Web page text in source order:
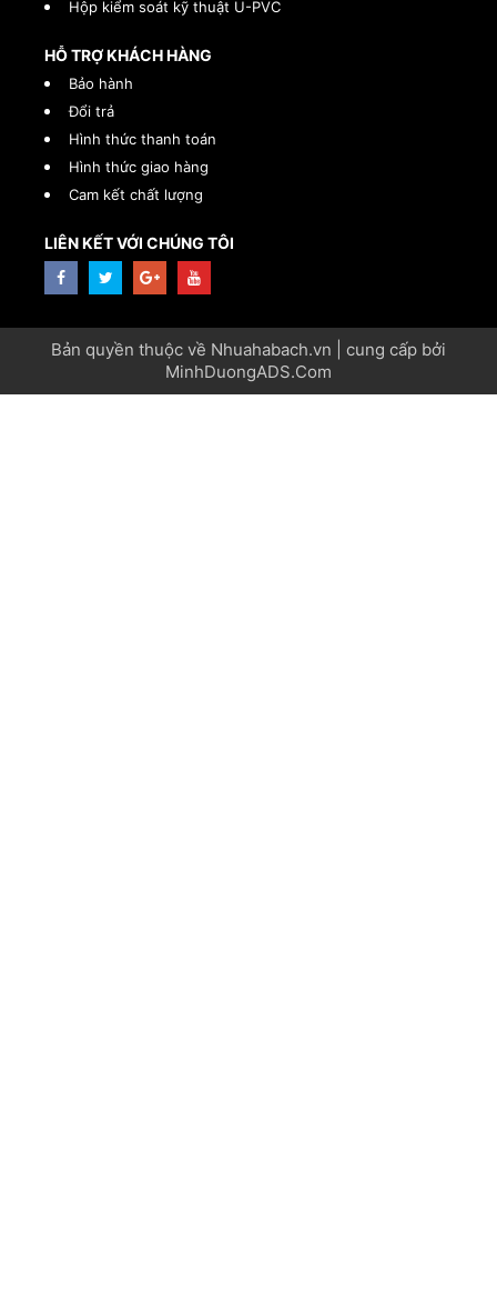
Hộp kiểm soát kỹ thuật U-PVC
HỖ TRỢ KHÁCH HÀNG
Bảo hành
Đổi trả
Hình thức thanh toán
Hình thức giao hàng
Cam kết chất lượng
LIÊN KẾT VỚI CHÚNG TÔI
Bản quyền thuộc về Nhuahabach.vn | cung cấp bởi
MinhDuongADS.Com